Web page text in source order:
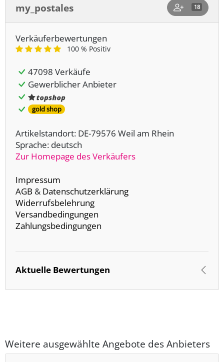
my_postales 18
Verkäuferbewertungen
100 % Positiv
47098 Verkäufe
Gewerblicher Anbieter
gold shop
Artikelstandort: DE-79576 Weil am Rhein
Sprache: deutsch
Zur Homepage des Verkäufers
Impressum
AGB & Datenschutzerklärung
Widerrufsbelehrung
Versandbedingungen
Zahlungsbedingungen
Aktuelle Bewertungen
Weitere ausgewählte Angebote des Anbieters